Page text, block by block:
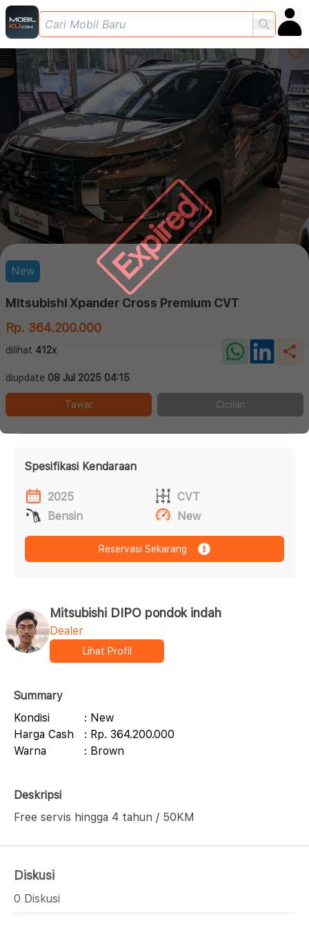
Expired
New
Mitsubishi Xpander Cross Premium CVT
Rp. 364.200.000
dilihat 412x
diupdate 08 Jul 2025 04:15
Tawar Cicilan
Spesifikasi Kendaraan
2025
CVT
Bensin
New
Reservasi Sekarang
Mitsubishi DIPO pondok indah
Dealer
Lihat Profil
Summary
Kondisi
: New
Harga Cash
: Rp. 364.200.000
Warna
: Brown
Deskripsi
Free servis hingga 4 tahun / 50KM
Diskusi
0 Diskusi